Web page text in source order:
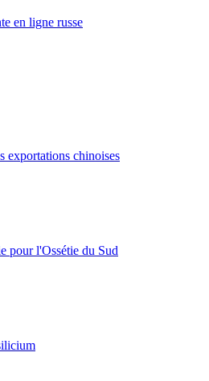
en ligne russe
exportations chinoises
pour l'Ossétie du Sud